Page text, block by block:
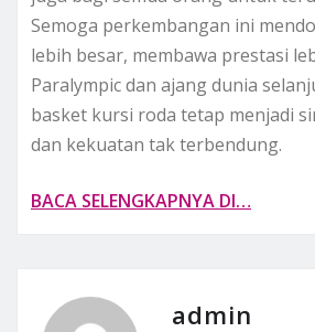
Semoga perkembangan ini
lebih besar, membawa prestasi
Paralympic dan ajang dunia
basket kursi roda tetap menjadi
dan kekuatan tak terbendung.
BACA SELENGKAPNYA DI…
admin